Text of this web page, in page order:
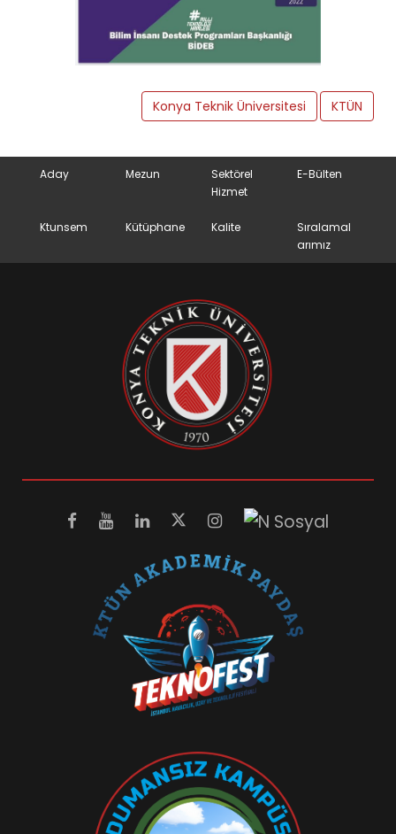
Konya Teknik Üniversitesi KTÜN
Aday Mezun
Sektörel
Hizmet
E-Bülten
Ktunsem Kütüphane Kalite
Sıralamal
arımız